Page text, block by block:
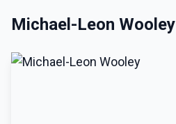
Michael-Leon Wooley